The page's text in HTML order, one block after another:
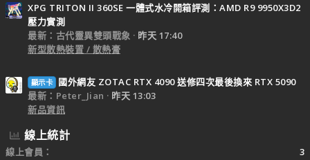
XPG TRITON II 360SE 一體式水冷開箱評測：AMD R9 9950X3D2
壓力實測
最新：古代靈異雙頭戰象
昨天 17:40
新型散熱裝置 / 散熱膏
顯示卡
國外網友 ZOTAC RTX 4090 送修四次最後換來 RTX 5090
最新：Peter_Jian
昨天 13:03
新品資訊
線上統計
線上會員
3